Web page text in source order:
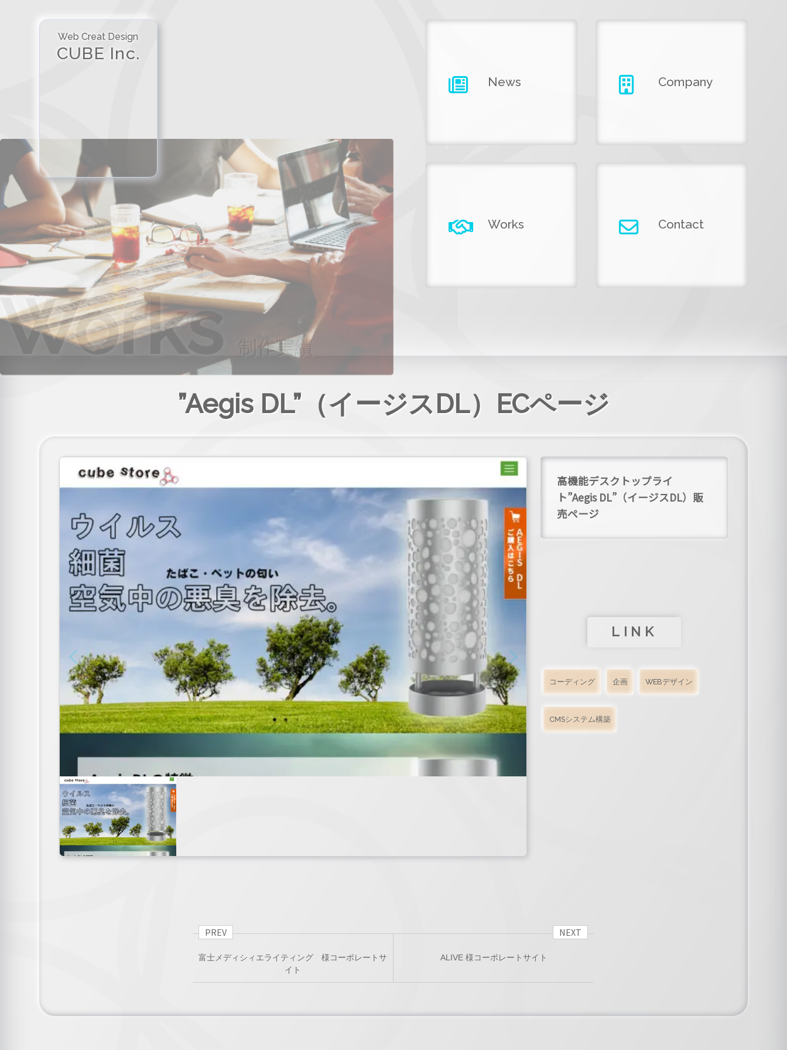
Web Creat Design
CUBE Inc.
News Company
Works Contact
Works 制作実績
”Aegis DL”（イージスDL）ECページ
高機能デスクトップライ
ト”Aegis DL”（イージスDL）販
売ページ
LINK
コーディング 企画 WEBデザイン
CMSシステム構築
PREV
富士メディシィエライティング 様コーポレートサ
イト
NEXT
ALIVE 様コーポレートサイト